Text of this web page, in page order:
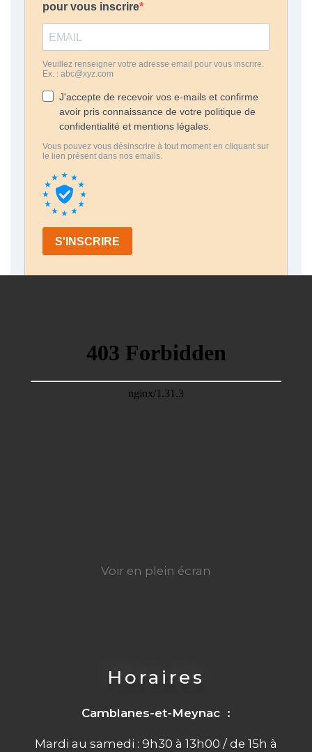
Voir en plein écran
Horaires
Camblanes-et-Meynac :
Mardi au samedi : 9h30 à 13h00 / de 15h à